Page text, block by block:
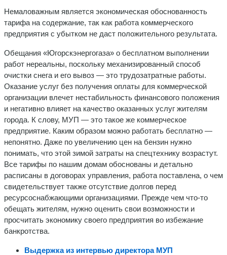
Немаловажным является экономическая обоснованность
тарифа на содержание, так как работа коммерческого
предприятия с убытком не даст положительного результата.
Обещания «Югорскэнергогаза» о бесплатном выполнении
работ нереальны, поскольку механизированный способ
очистки снега и его вывоз — это трудозатратные работы.
Оказание услуг без получения оплаты для коммерческой
организации влечет нестабильность финансового положения
и негативно влияет на качество оказанных услуг жителям
города. К слову, МУП — это такое же коммерческое
предприятие. Каким образом можно работать бесплатно —
непонятно. Даже по увеличению цен на бензин нужно
понимать, что этой зимой затраты на спецтехнику возрастут.
Все тарифы по нашим домам обоснованы и детально
расписаны в договорах управления, работа поставлена, о чем
свидетельствует также отсутствие долгов перед
ресурсоснабжающими организациями. Прежде чем что-то
обещать жителям, нужно оценить свои возможности и
просчитать экономику своего предприятия во избежание
банкротства.
Выдержка из интервью директора МУП